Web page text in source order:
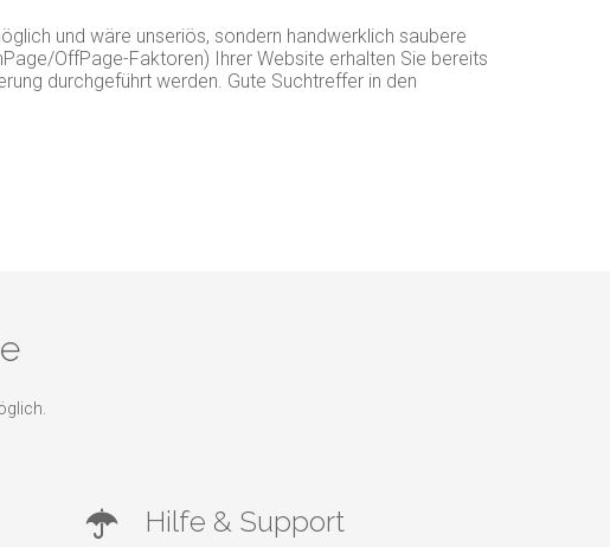
und wäre unseriös, sondern handwerklich saubere
OffPage-Faktoren) Ihrer Website erhalten Sie bereits
durchgeführt werden. Gute Suchtreffer in den
Hilfe & Support